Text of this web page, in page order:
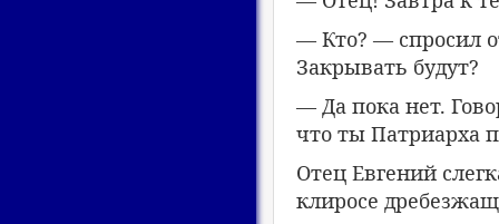
— Кто? — спросил
Закрывать будут?
— Да пока нет.
что ты Патриарха
Отец Евгений
клиросе